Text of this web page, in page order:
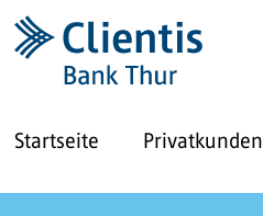
Startseite Privatkunden